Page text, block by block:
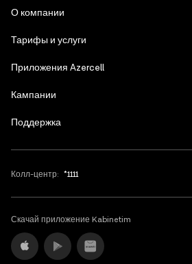
О компании
Тарифы и услуги
Приложения Azercell
Кампании
Поддержка
Колл-центр: *1111
Скачай приложение Kabinetim